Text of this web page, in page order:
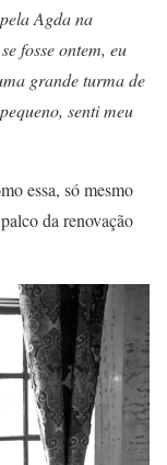
Agda na
fosse ontem, eu
grande turma de
senti meu
essa, só mesmo
da renovação